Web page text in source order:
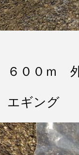
６００ｍ
エギング